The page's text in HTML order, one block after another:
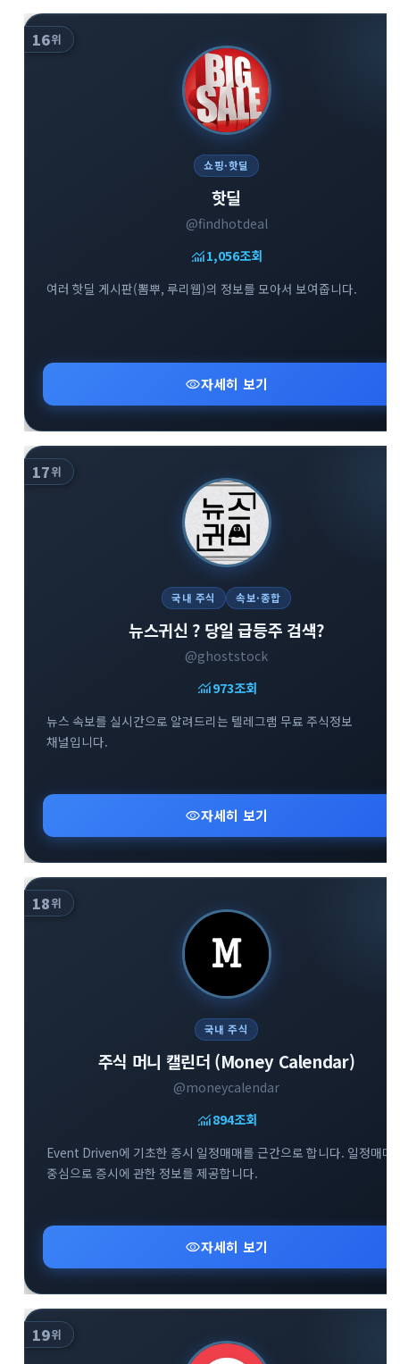
16위
쇼핑·핫딜
핫딜
@findhotdeal
monitoring1,056조회
여러 핫딜 게시판(뽐뿌, 루리웹)의 정보를 모아서 보여줍니다.
visibility자세히 보기
17위
국내 주식 속보·종합
뉴스귀신 ? 당일 급등주 검색?
@ghoststock
monitoring973조회
뉴스 속보를 실시간으로 알려드리는 텔레그램 무료 주식정보
채널입니다.
visibility자세히 보기
18위
국내 주식
주식 머니 캘린더 (Money Calendar)
@moneycalendar
monitoring894조회
Event Driven에 기초한 증시 일정매매를 근간으로 합니다. 일정매매
중심으로 증시에 관한 정보를 제공합니다.
visibility자세히 보기
19위